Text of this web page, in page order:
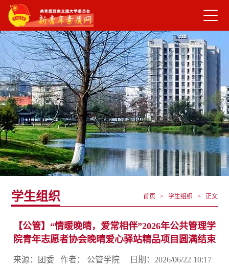
学生组织 首页 > 学生组织 > 正文
【公管】“情暖晚晴，爱常相伴”2026年公共管理学
院青年志愿者协会晚晴爱心驿站精品项目圆满结束
来源：团委 作者： 公管学院 日期：2026/06/22 10:17